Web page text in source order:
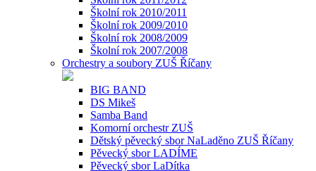
Školní rok 2010/2011
Školní rok 2009/2010
Školní rok 2008/2009
Školní rok 2007/2008
Orchestry a soubory ZUŠ Říčany
BIG BAND
DS Mikeš
Samba Band
Komorní orchestr ZUŠ
Dětský pěvecký sbor NaLaděno ZUŠ Říčany
Pěvecký sbor LADÍME
Pěvecký sbor LaDítka